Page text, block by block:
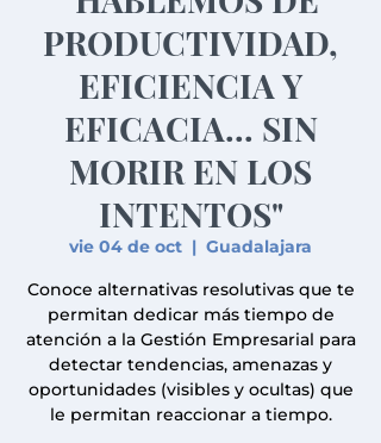
PRODUCTIVIDAD,
EFICIENCIA Y
EFICACIA... SIN
MORIR EN LOS
INTENTOS"
vie 04 de oct
  |
Guadalajara
Conoce alternativas resolutivas que te
permitan dedicar más tiempo de
atención a la Gestión Empresarial para
detectar tendencias, amenazas y
oportunidades (visibles y ocultas) que
le permitan reaccionar a tiempo.